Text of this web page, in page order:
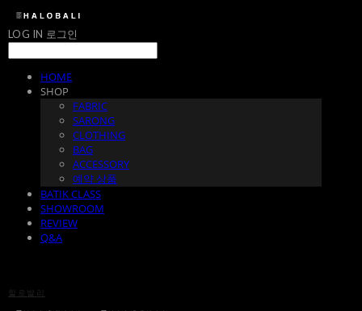
LOG IN 로그인
HOME
SHOP
FABRIC
SARONG
CLOTHING
BAG
ACCESSORY
예약 상품
BATIK CLASS
SHOWROOM
REVIEW
Q&A
할로발리